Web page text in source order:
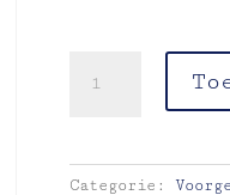
aantal
Categorie: